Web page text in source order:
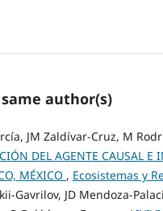
author(s)
JM Zaldívar-Cruz, M
DEL AGENTE CAUSAL
MÉXICO , Ecosistemas y
Gavrilov, JD Mendoza-